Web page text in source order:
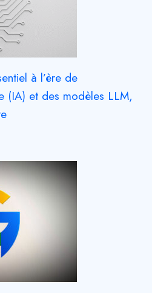
à l’ère de
(IA) et des modèles LLM,